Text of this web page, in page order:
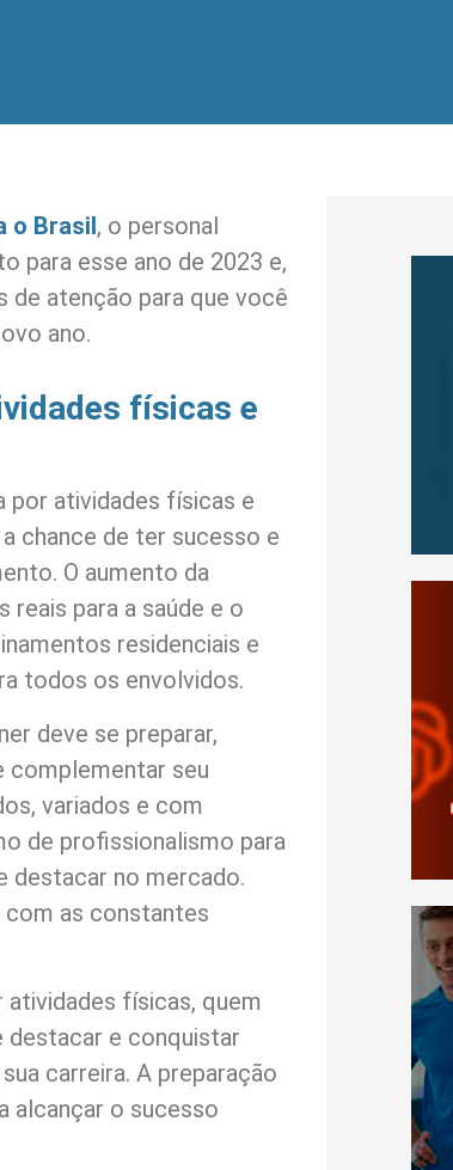
o Brasil, o personal
para esse ano de 2023 e,
de atenção para que você
ano.
físicas e
por atividades físicas e
chance de ter sucesso e
O aumento da
para a saúde e o
residenciais e
todos os envolvidos.
deve se preparar,
complementar seu
variados e com
de profissionalismo para
destacar no mercado.
as constantes
físicas, quem
destacar e conquistar
carreira. A preparação
alcançar o sucesso